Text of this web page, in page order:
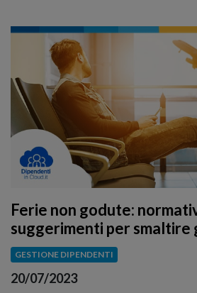
Ferie non godute:
suggerimenti per
GESTIONE DIPENDENTI
20/07/2023